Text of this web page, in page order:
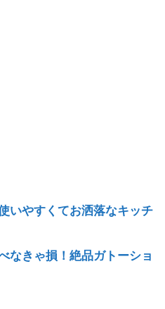
いやすくてお洒落なキッチ
なきゃ損！絶品ガトーショ